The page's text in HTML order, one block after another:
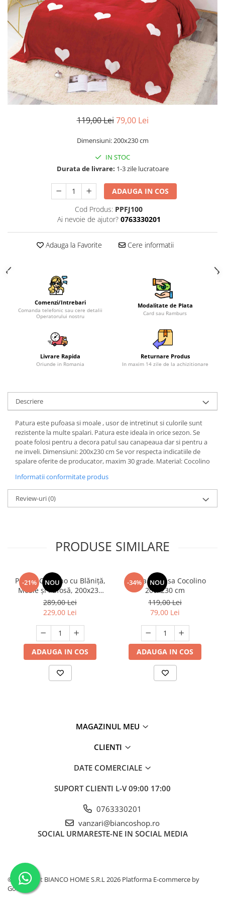
Cearceaf Normal
Lenjerii Pat Imprimeu 5D cu Elastic
Cearceaf cu Elastic pat 1 Persoana
Cearceaf cu Elastic pat 2 Persoane
Lenjerii Pat Inimi Brodate
Lenjerii Pat, Bumbac-Finet
Premium, 1 Persoana
Lenjerii Pat, Bumbac-Finet
119,00 Lei 79,00 Lei
Dimensiuni: 200x230 cm
IN STOC
Durata de livrare: 1-3 zile lucratoare
ADAUGA IN COS
Cod Produs: PPFJ100
Ai nevoie de ajutor? 0763330201
Adauga la Favorite Cere informatii
Comenzi/Intrebari
Comanda telefonic sau cere detalii
Operatorului nostru
Modalitate de Plata
Card sau Ramburs
Livrare Rapida
Oriunde in Romania
Returnare Produs
In maxim 14 zile de la achizitionare
Descriere
Patura este pufoasa si moale , usor de intretinut si culorile sunt
rezistente la multe spalari. Patura este ideala in orice sezon. Se
poate folosi pentru a decora patul sau canapeaua dar si pentru a
ne inveli. Dimensiuni: 200x230 cm Se vor respecta indicatiile de
spalare oferite de producator, maxim 30 grade. Material: Cocolino
Informatii conformitate produs
Review-uri(0)
PRODUSE SIMILARE
-21% NOU
Pătură Cocolino cu Blăniță,
Moale și Pufosă, 200x230
cm, 3.5 kg cu Fermoar,
Crem
289,00 Lei
229,00 Lei
ADAUGA IN COS
-34% NOU
Patura Pufoasa Cocolino
200x230 cm
119,00 Lei
79,00 Lei
ADAUGA IN COS
MAGAZINUL MEU
CLIENTI
DATE COMERCIALE
SUPORT CLIENTI L-V 09:00 17:00
0763330201
vanzari@biancoshop.ro
SOCIAL URMARESTE-NE IN SOCIAL MEDIA
©Copyright BIANCO HOME S.R.L 2026 Platforma E-commerce by
Gomag